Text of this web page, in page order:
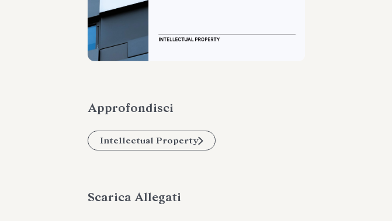
Approfondisci
Intellectual Property
Scarica Allegati